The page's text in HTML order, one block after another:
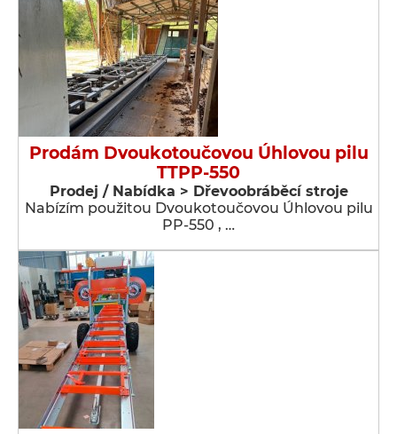
Prodám Dvoukotoučovou Úhlovou pilu
TTPP-550
Prodej / Nabídka > Dřevoobráběcí stroje
Nabízím použitou Dvoukotoučovou Úhlovou pilu
PP-550 , …